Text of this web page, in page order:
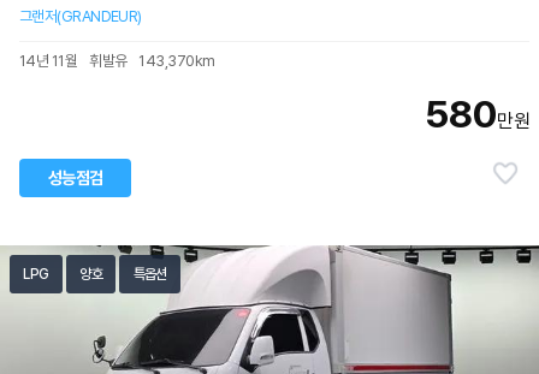
그랜저(GRANDEUR)
14년 11월 휘발유 143,370km
성능점검
580만원
LPG 양호 특옵션